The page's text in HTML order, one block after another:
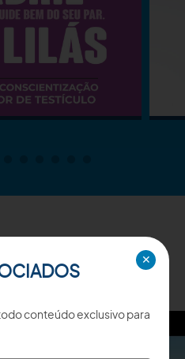
✕
conteúdo exclusivo para